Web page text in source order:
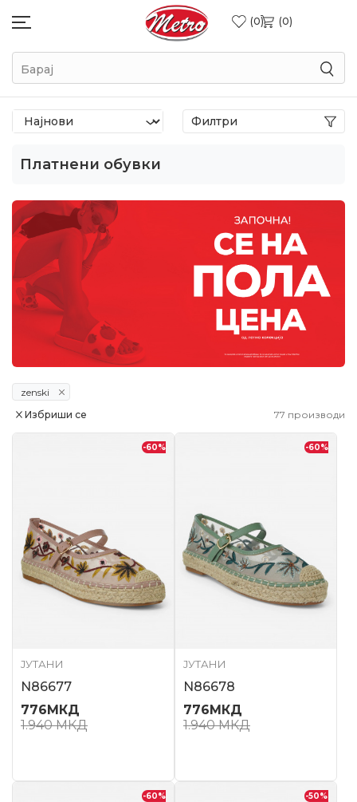
0 0
Барај
Платнени обувки
Филтри
zenski
77 производи
Избриши се
-60%
ЈУТАНИ
N86677
776МКД
1.940МКД
-60%
ЈУТАНИ
N86678
776МКД
1.940МКД
-60% -50%